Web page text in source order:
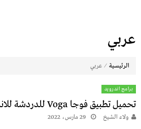
عربي
الرئيسية ⁄ عربي
برامج اندرويد
تحميل تطبيق فوجا Voga للدردشة للاندرويد 2022 عربي مجانا
ولاء الشيخ 29 مارس، 2022